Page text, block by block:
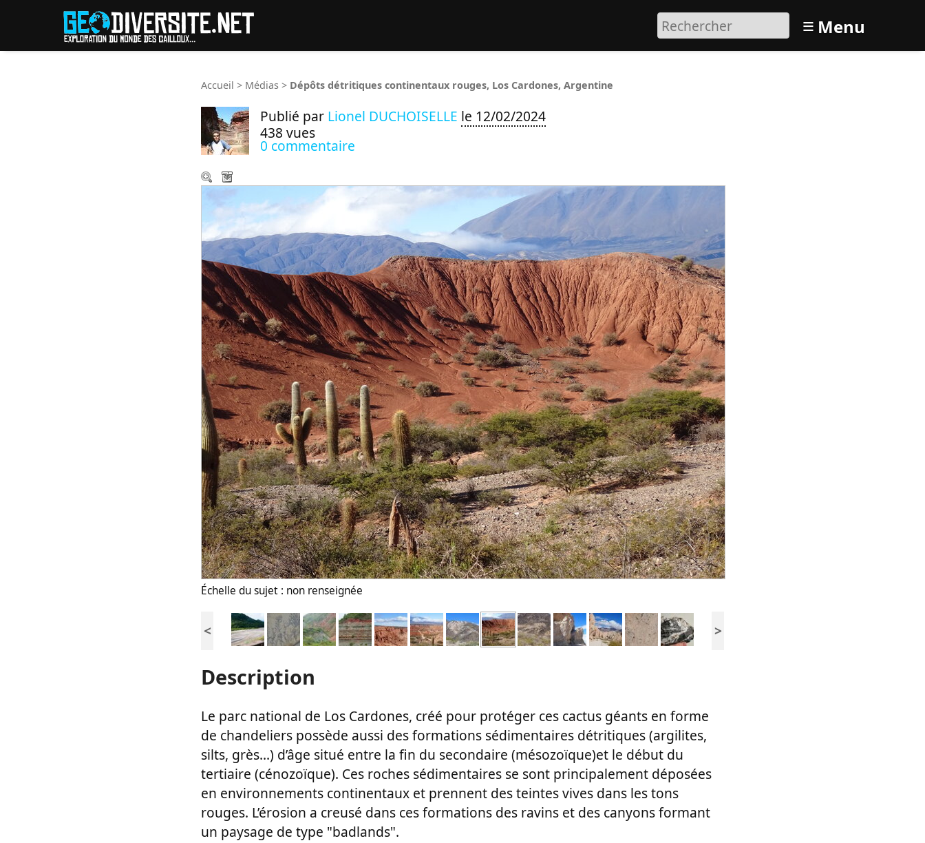
≡ Menu
Accueil > Médias > Dépôts détritiques continentaux rouges, Los Cardones, Argentine
Publié par Lionel DUCHOISELLE le 12/02/2024
438 vues
0 commentaire
Échelle du sujet : non renseignée
< >
Description
Le parc national de Los Cardones, créé pour protéger ces cactus géants en forme
de chandeliers possède aussi des formations sédimentaires détritiques (argilites,
silts, grès...) d’âge situé entre la fin du secondaire (mésozoïque)et le début du
tertiaire (cénozoïque). Ces roches sédimentaires se sont principalement déposées
en environnements continentaux et prennent des teintes vives dans les tons
rouges. L’érosion a creusé dans ces formations des ravins et des canyons formant
un paysage de type "badlands".